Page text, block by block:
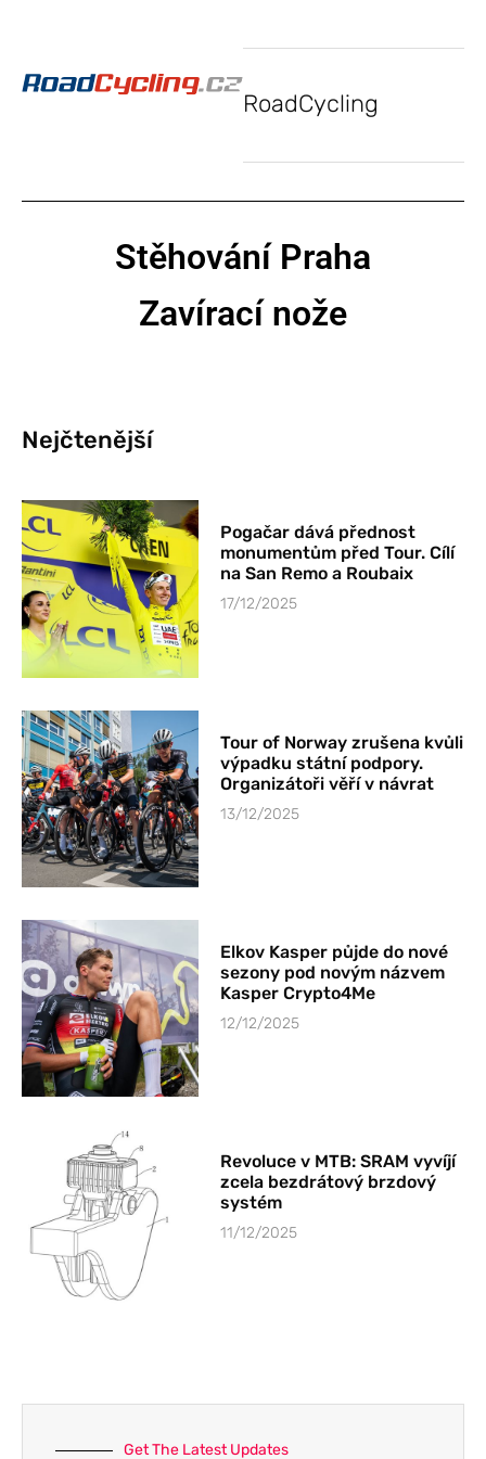
RoadCycling
Stěhování Praha
Zavírací nože
Nejčtenější
Pogačar dává přednost
monumentům před Tour. Cílí
na San Remo a Roubaix
17/12/2025
Tour of Norway zrušena kvůli
výpadku státní podpory.
Organizátoři věří v návrat
13/12/2025
Elkov Kasper půjde do nové
sezony pod novým názvem
Kasper Crypto4Me
12/12/2025
Revoluce v MTB: SRAM vyvíjí
zcela bezdrátový brzdový
systém
11/12/2025
Get The Latest Updates